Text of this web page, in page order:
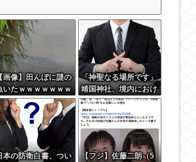
画像】田んぼに謎の
いたｗｗｗｗｗｗｗ
ｗｗｗｗｗｗｗｗｗ
ｗｗｗｗ
「神聖なる場所です」
靖国神社、境内におけ
るコスプレや軍装の禁
止を発表
本の防衛白書、つい
【フジ】佐藤二朗（5